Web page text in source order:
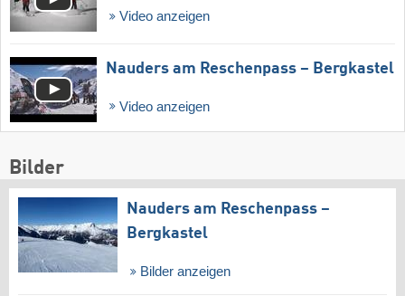
Video anzeigen
Nauders am Reschenpass – Bergkastel
Video anzeigen
Bilder
Nauders am Reschenpass –
Bergkastel
Bilder anzeigen